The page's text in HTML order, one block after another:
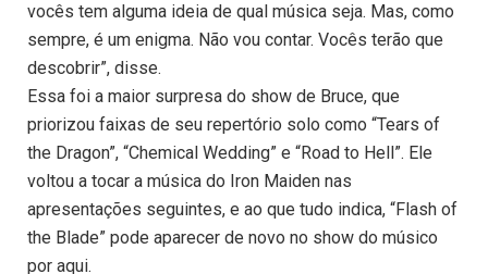
vocês tem alguma ideia de qual música seja. Mas, como
sempre, é um enigma. Não vou contar. Vocês terão que
descobrir”, disse.
Essa foi a maior surpresa do show de Bruce, que
priorizou faixas de seu repertório solo como “Tears of
the Dragon”, “Chemical Wedding” e “Road to Hell”. Ele
voltou a tocar a música do Iron Maiden nas
apresentações seguintes, e ao que tudo indica, “Flash of
the Blade” pode aparecer de novo no show do músico
por aqui.